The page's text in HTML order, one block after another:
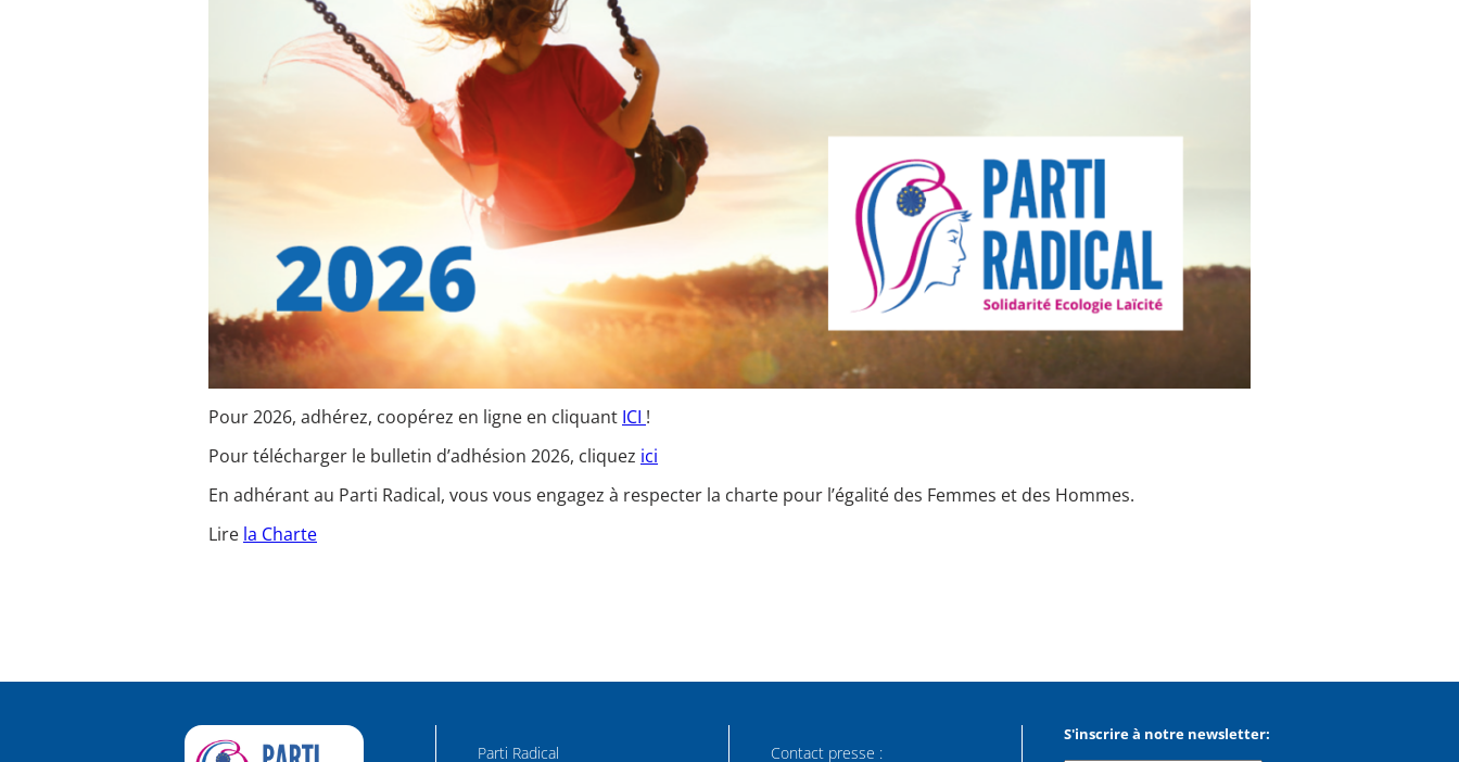
Pour 2026, adhérez, coopérez en ligne en cliquant ICI !
Pour télécharger le bulletin d’adhésion 2026, cliquez ici
En adhérant au Parti Radical, vous vous engagez à respecter la charte pour l’égalité des Femmes et des Hommes.
Lire la Charte
Parti Radical Contact presse :
S'inscrire à notre newsletter: